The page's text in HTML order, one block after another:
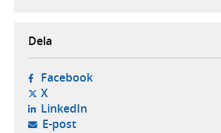
Dela
Facebook- öppnas i ny flik, extern
X- öppnas i ny flik, extern
LinkedIn- öppnas i ny flik, extern
E-post- öppnar din e-postklient,